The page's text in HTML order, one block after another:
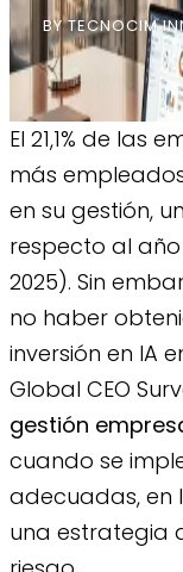
BYTECNOCIM
El 21,1% de las
más
en su gestión,
respecto al año
2025). Sin
no haber
inversión en IA
Global CEO
gestión
cuando se
adecuadas, en
una estrategia